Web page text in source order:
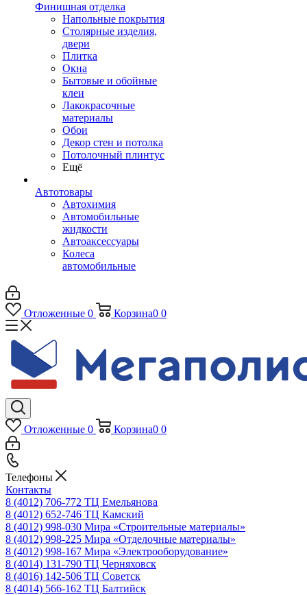
Финишная отделка
Напольные покрытия
Столярные изделия,
двери
Плитка
Окна
Бытовые и обойные
клеи
Лакокрасочные
материалы
Обои
Декор стен и потолка
Потолочный плинтус
Ещё
Автотовары
Автохимия
Автомобильные
жидкости
Автоаксессуары
Колеса
автомобильные
Отложенные 0 Корзина0 0
Отложенные 0 Корзина0 0
Телефоны
Контакты
8 (4012) 706-772 ТЦ Емельянова
8 (4012) 652-746 ТЦ Камский
8 (4012) 998-030 Мира «Строительные материалы»
8 (4012) 998-225 Мира «Отделочные материалы»
8 (4012) 998-167 Мира «Электрооборудование»
8 (4014) 131-790 ТЦ Черняховск
8 (4016) 142-506 ТЦ Советск
8 (4014) 566-162 ТЦ Балтийск